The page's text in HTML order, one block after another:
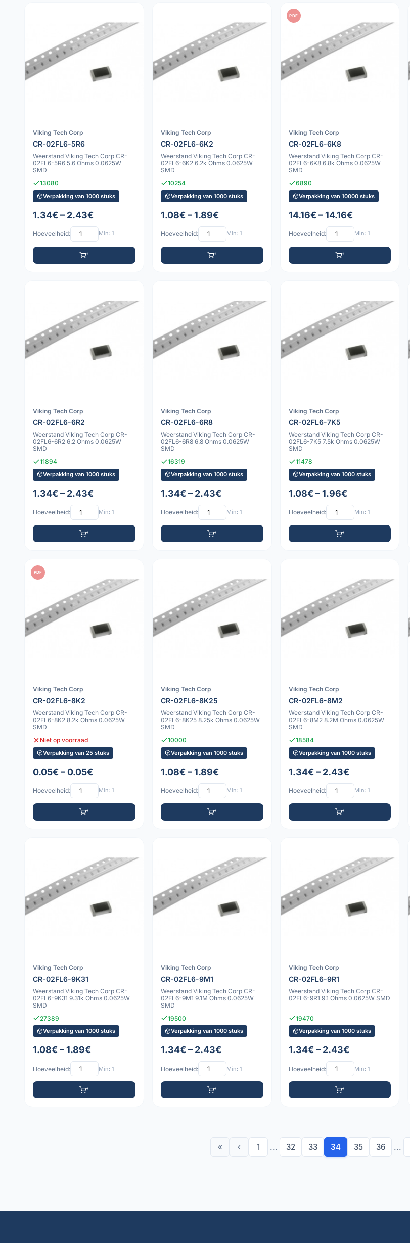
Viking Tech Corp
CR-02FL6-5R6
Weerstand Viking Tech Corp CR-
02FL6-5R6 5.6 Ohms 0.0625W
SMD
13080
Verpakking van 1000 stuks
1.34€ – 2.43€
Hoeveelheid: Min: 1
Viking Tech Corp
CR-02FL6-6K2
Weerstand Viking Tech Corp CR-
02FL6-6K2 6.2k Ohms 0.0625W
SMD
10254
Verpakking van 1000 stuks
1.08€ – 1.89€
Hoeveelheid: Min: 1
PDF
Viking Tech Corp
CR-02FL6-6K8
Weerstand Viking Tech Corp CR-
02FL6-6K8 6.8k Ohms 0.0625W
SMD
6890
Verpakking van 10000 stuks
14.16€ – 14.16€
Hoeveelheid: Min: 1
Viking Tech Corp
CR-02FL6-6R2
Weerstand Viking Tech Corp CR-
02FL6-6R2 6.2 Ohms 0.0625W
SMD
11894
Verpakking van 1000 stuks
1.34€ – 2.43€
Hoeveelheid: Min: 1
Viking Tech Corp
CR-02FL6-6R8
Weerstand Viking Tech Corp CR-
02FL6-6R8 6.8 Ohms 0.0625W
SMD
16319
Verpakking van 1000 stuks
1.34€ – 2.43€
Hoeveelheid: Min: 1
Viking Tech Corp
CR-02FL6-7K5
Weerstand Viking Tech Corp CR-
02FL6-7K5 7.5k Ohms 0.0625W
SMD
11478
Verpakking van 1000 stuks
1.08€ – 1.96€
Hoeveelheid: Min: 1
PDF
Viking Tech Corp
CR-02FL6-8K2
Weerstand Viking Tech Corp CR-
02FL6-8K2 8.2k Ohms 0.0625W
SMD
Niet op voorraad
Verpakking van 25 stuks
0.05€ – 0.05€
Hoeveelheid: Min: 1
Viking Tech Corp
CR-02FL6-8K25
Weerstand Viking Tech Corp CR-
02FL6-8K25 8.25k Ohms 0.0625W
SMD
10000
Verpakking van 1000 stuks
1.08€ – 1.89€
Hoeveelheid: Min: 1
Viking Tech Corp
CR-02FL6-8M2
Weerstand Viking Tech Corp CR-
02FL6-8M2 8.2M Ohms 0.0625W
SMD
18584
Verpakking van 1000 stuks
1.34€ – 2.43€
Hoeveelheid: Min: 1
Viking Tech Corp
CR-02FL6-9K31
Weerstand Viking Tech Corp CR-
02FL6-9K31 9.31k Ohms 0.0625W
SMD
27389
Verpakking van 1000 stuks
1.08€ – 1.89€
Hoeveelheid: Min: 1
Viking Tech Corp
CR-02FL6-9M1
Weerstand Viking Tech Corp CR-
02FL6-9M1 9.1M Ohms 0.0625W
SMD
19500
Verpakking van 1000 stuks
1.34€ – 2.43€
Hoeveelheid: Min: 1
Viking Tech Corp
CR-02FL6-9R1
Weerstand Viking Tech Corp CR-
02FL6-9R1 9.1 Ohms 0.0625W SMD
19470
Verpakking van 1000 stuks
1.34€ – 2.43€
Hoeveelheid: Min: 1
« ‹ 1 ... 32 33 34 35 36 ...